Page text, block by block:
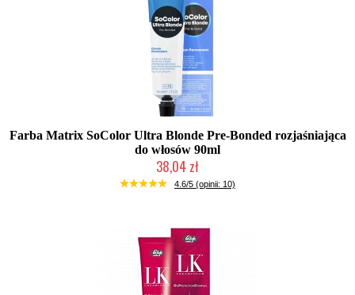
Farba Matrix SoColor Ultra Blonde Pre-Bonded rozjaśniająca
do włosów 90ml
38,04 zł
Duża ilość (wysyłka w 24h)
4.6/5 (opinii: 10)